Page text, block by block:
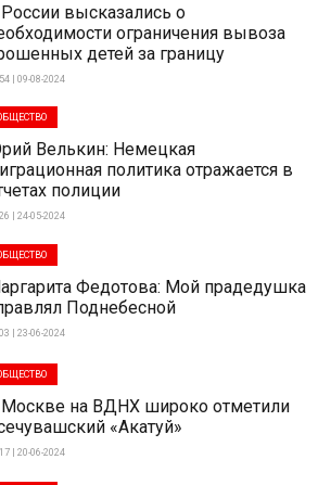
высказались о
ограничения вывоза
детей за границу
| 09-08-2024
Велькин: Немецкая
политика отражается в
полиции
| 24-05-2024
Федотова: Мой прадедушка
Поднебесной
| 23-06-2024
Москве на ВДНХ широко отметили
«Акатуй»
| 20-06-2024